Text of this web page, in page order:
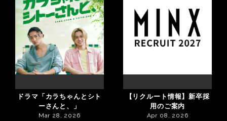
ドラマ「カラちゃんとシト
ーさんと、」
Mar 28, 2026
【リクルート情報】新卒採
用のご案内
Apr 08, 2026